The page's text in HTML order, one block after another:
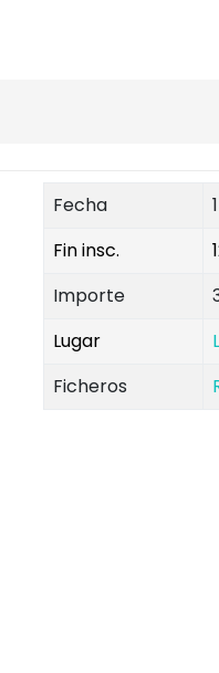
Fecha
Fin insc.
Importe
Lugar
Ficheros